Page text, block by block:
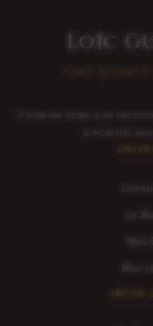
Loïc